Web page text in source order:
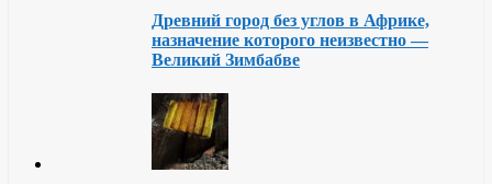
Древний город без углов в Африке,
назначение которого неизвестно —
Великий Зимбабве